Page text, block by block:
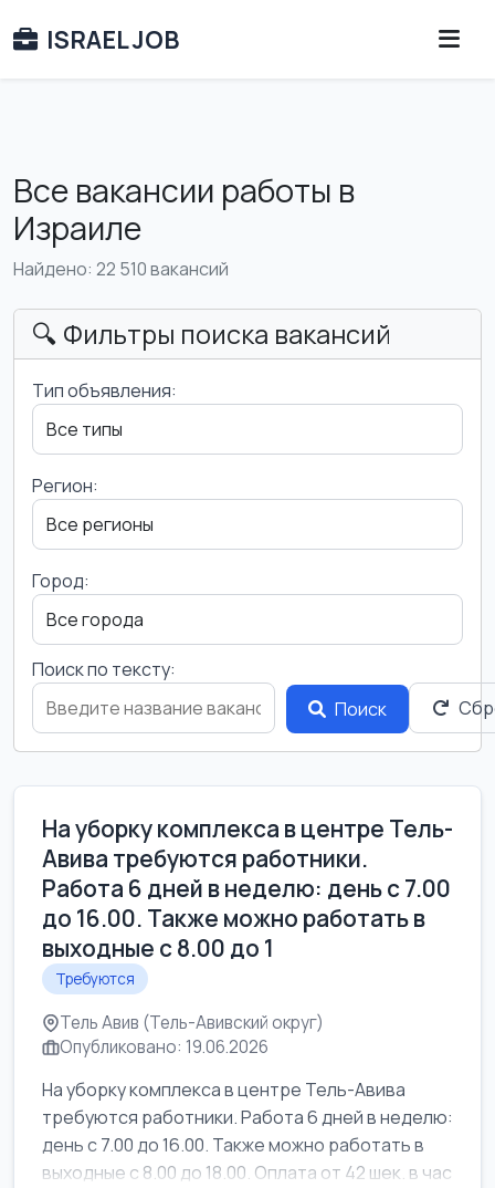
ISRAEL JOB
Все вакансии работы в
Израиле
Найдено: 22 510 вакансий
🔍 Фильтры поиска вакансий
Тип объявления:
Регион:
Город:
Поиск по тексту:
Поиск
На уборку комплекса в центре Тель-
Авива требуются работники.
Работа 6 дней в неделю: день с 7.00
до 16.00. Также можно работать в
выходные с 8.00 до 1
Требуются
Тель Авив (Тель-Авивский округ)
Опубликовано: 19.06.2026
На уборку комплекса в центре Тель-Авива
требуются работники. Работа 6 дней в неделю:
день с 7.00 до 16.00. Также можно работать в
выходные с 8.00 до 18.00. Оплата от 42 шек. в час